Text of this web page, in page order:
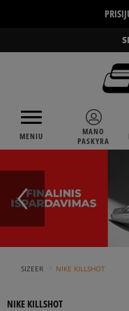
MENIU
MANO
PASKYRA
SIZEER NIKE KILLSHOT
NIKE KILLSHOT